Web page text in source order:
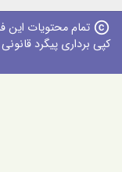
copyright تمام محتویات این
کپی برداری پیگرد قانونی